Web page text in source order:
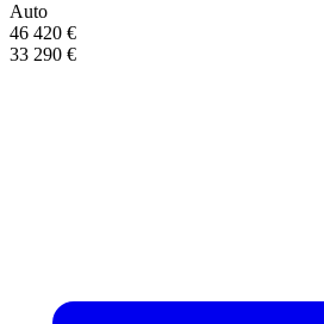
Auto
46 420 €
33 290 €